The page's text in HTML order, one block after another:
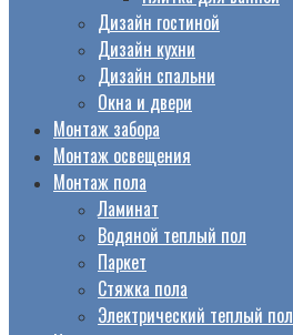
Дизайн гостиной
Дизайн кухни
Дизайн спальни
Окна и двери
Монтаж забора
Монтаж освещения
Монтаж пола
Ламинат
Водяной теплый пол
Паркет
Стяжка пола
Электрический теплый пол